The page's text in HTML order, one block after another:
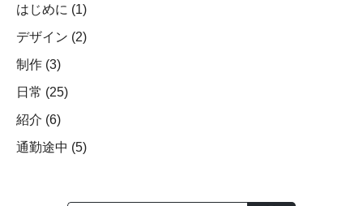
はじめに (1)
デザイン (2)
制作 (3)
日常 (25)
紹介 (6)
通勤途中 (5)